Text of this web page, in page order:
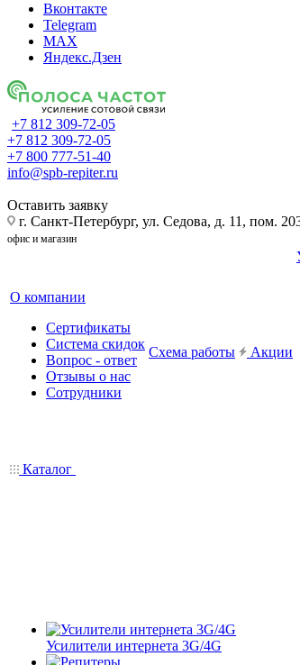
Вконтакте
Telegram
MAX
Яндекс.Дзен
+7 812 309-72-05
+7 812 309-72-05
+7 800 777-51-40
info@spb-repiter.ru
Оставить заявку
г. Санкт-Петербург, ул. Седова, д. 11, пом.
офис и магазин
О компании
Сертификаты
Система скидок
Вопрос - ответ
Отзывы о нас
Сотрудники
Схема работы Акции
Каталог
Усилители интернета 3G/4G